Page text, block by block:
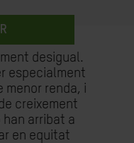
desigual.
especialment
menor renda, i
creixement
arribat a
en equitat